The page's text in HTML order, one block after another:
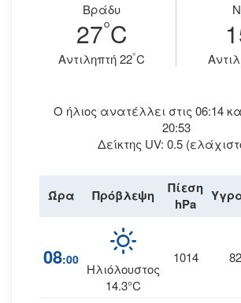
Βράδυ
27°C
Aντιληπτή 22°C
Ο ήλιος ανατέλλει στις 06:14
20:53
Δείκτης UV: 0.5
Ώρα Πρόβλεψη
Πίεση
hPa
08:00
Ηλιόλουστος
14.3°C
1014 82